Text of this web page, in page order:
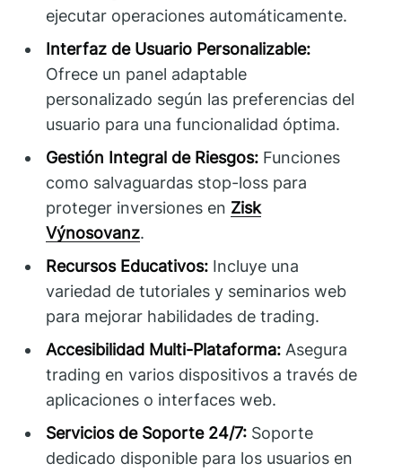
ejecutar operaciones automáticamente.
Interfaz de Usuario Personalizable:
Ofrece un panel adaptable
personalizado según las preferencias del
usuario para una funcionalidad óptima.
Gestión Integral de Riesgos: Funciones
como salvaguardas stop-loss para
proteger inversiones en Zisk
Výnosovanz.
Recursos Educativos: Incluye una
variedad de tutoriales y seminarios web
para mejorar habilidades de trading.
Accesibilidad Multi-Plataforma: Asegura
trading en varios dispositivos a través de
aplicaciones o interfaces web.
Servicios de Soporte 24/7: Soporte
dedicado disponible para los usuarios en